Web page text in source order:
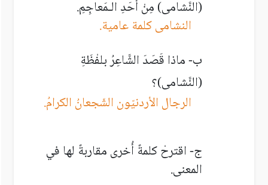
(النَّشامى) مِنْ أَحَدِ الـمَعاجِمِ.
النشامى كلمة عامية.
ب- ماذا قَصَدَ الشَّاعِرُ بلفْظَةِ
(النَّشامى)؟
الرجال الأردنيّون الشّجعانُ الكرامُ.
ج- اقترحْ كلمةً أُخرى مقاربةً لها في
المعنى.